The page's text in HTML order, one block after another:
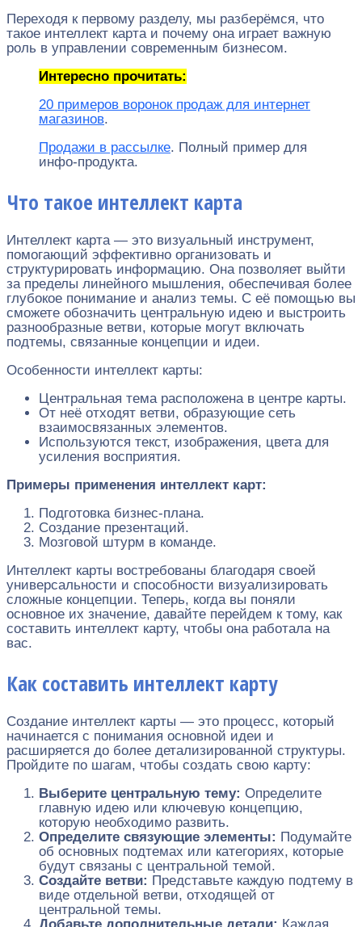
Переходя к первому разделу, мы разберёмся, что
такое интеллект карта и почему она играет важную
роль в управлении современным бизнесом.
Интересно прочитать:
20 примеров воронок продаж для интернет
магазинов.
Продажи в рассылке. Полный пример для
инфо-продукта.
Что такое интеллект карта
Интеллект карта — это визуальный инструмент,
помогающий эффективно организовать и
структурировать информацию. Она позволяет выйти
за пределы линейного мышления, обеспечивая более
глубокое понимание и анализ темы. С её помощью вы
сможете обозначить центральную идею и выстроить
разнообразные ветви, которые могут включать
подтемы, связанные концепции и идеи.
Особенности интеллект карты:
Центральная тема расположена в центре карты.
От неё отходят ветви, образующие сеть
взаимосвязанных элементов.
Используются текст, изображения, цвета для
усиления восприятия.
Примеры применения интеллект карт:
Подготовка бизнес-плана.
Создание презентаций.
Мозговой штурм в команде.
Интеллект карты востребованы благодаря своей
универсальности и способности визуализировать
сложные концепции. Теперь, когда вы поняли
основное их значение, давайте перейдем к тому, как
составить интеллект карту, чтобы она работала на
вас.
Как составить интеллект карту
Создание интеллект карты — это процесс, который
начинается с понимания основной идеи и
расширяется до более детализированной структуры.
Пройдите по шагам, чтобы создать свою карту:
Выберите центральную тему: Определите
главную идею или ключевую концепцию,
которую необходимо развить.
Определите связующие элементы: Подумайте
об основных подтемах или категориях, которые
будут связаны с центральной темой.
Создайте ветви: Представьте каждую подтему в
виде отдельной ветви, отходящей от
центральной темы.